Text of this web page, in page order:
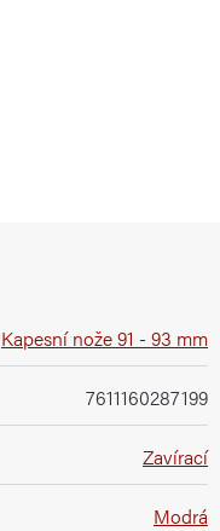
Kapesní nože 91 - 93 mm
7611160287199
Zavírací
Modrá